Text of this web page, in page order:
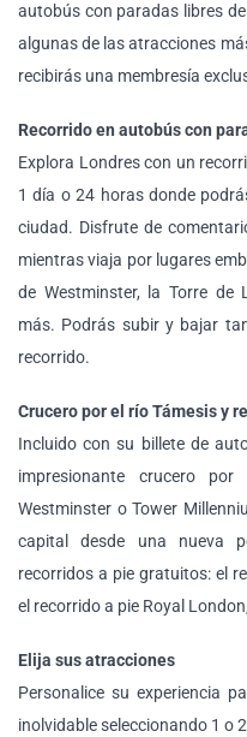
autobús con paradas libres
algunas de las atracciones
recibirás una membresía
Recorrido en autobús con
Explora Londres con un
1 día o 24 horas donde
ciudad. Disfrute de
mientras viaja por lugares
de Westminster, la Torre de
más. Podrás subir y bajar
recorrido.
Crucero por el río Támesis y
Incluido con su billete de
impresionante crucero
Westminster o Tower
capital desde una nueva
recorridos a pie gratuitos: el
el recorrido a pie Royal
Elija sus atracciones
Personalice su experiencia
inolvidable seleccionando 1 o